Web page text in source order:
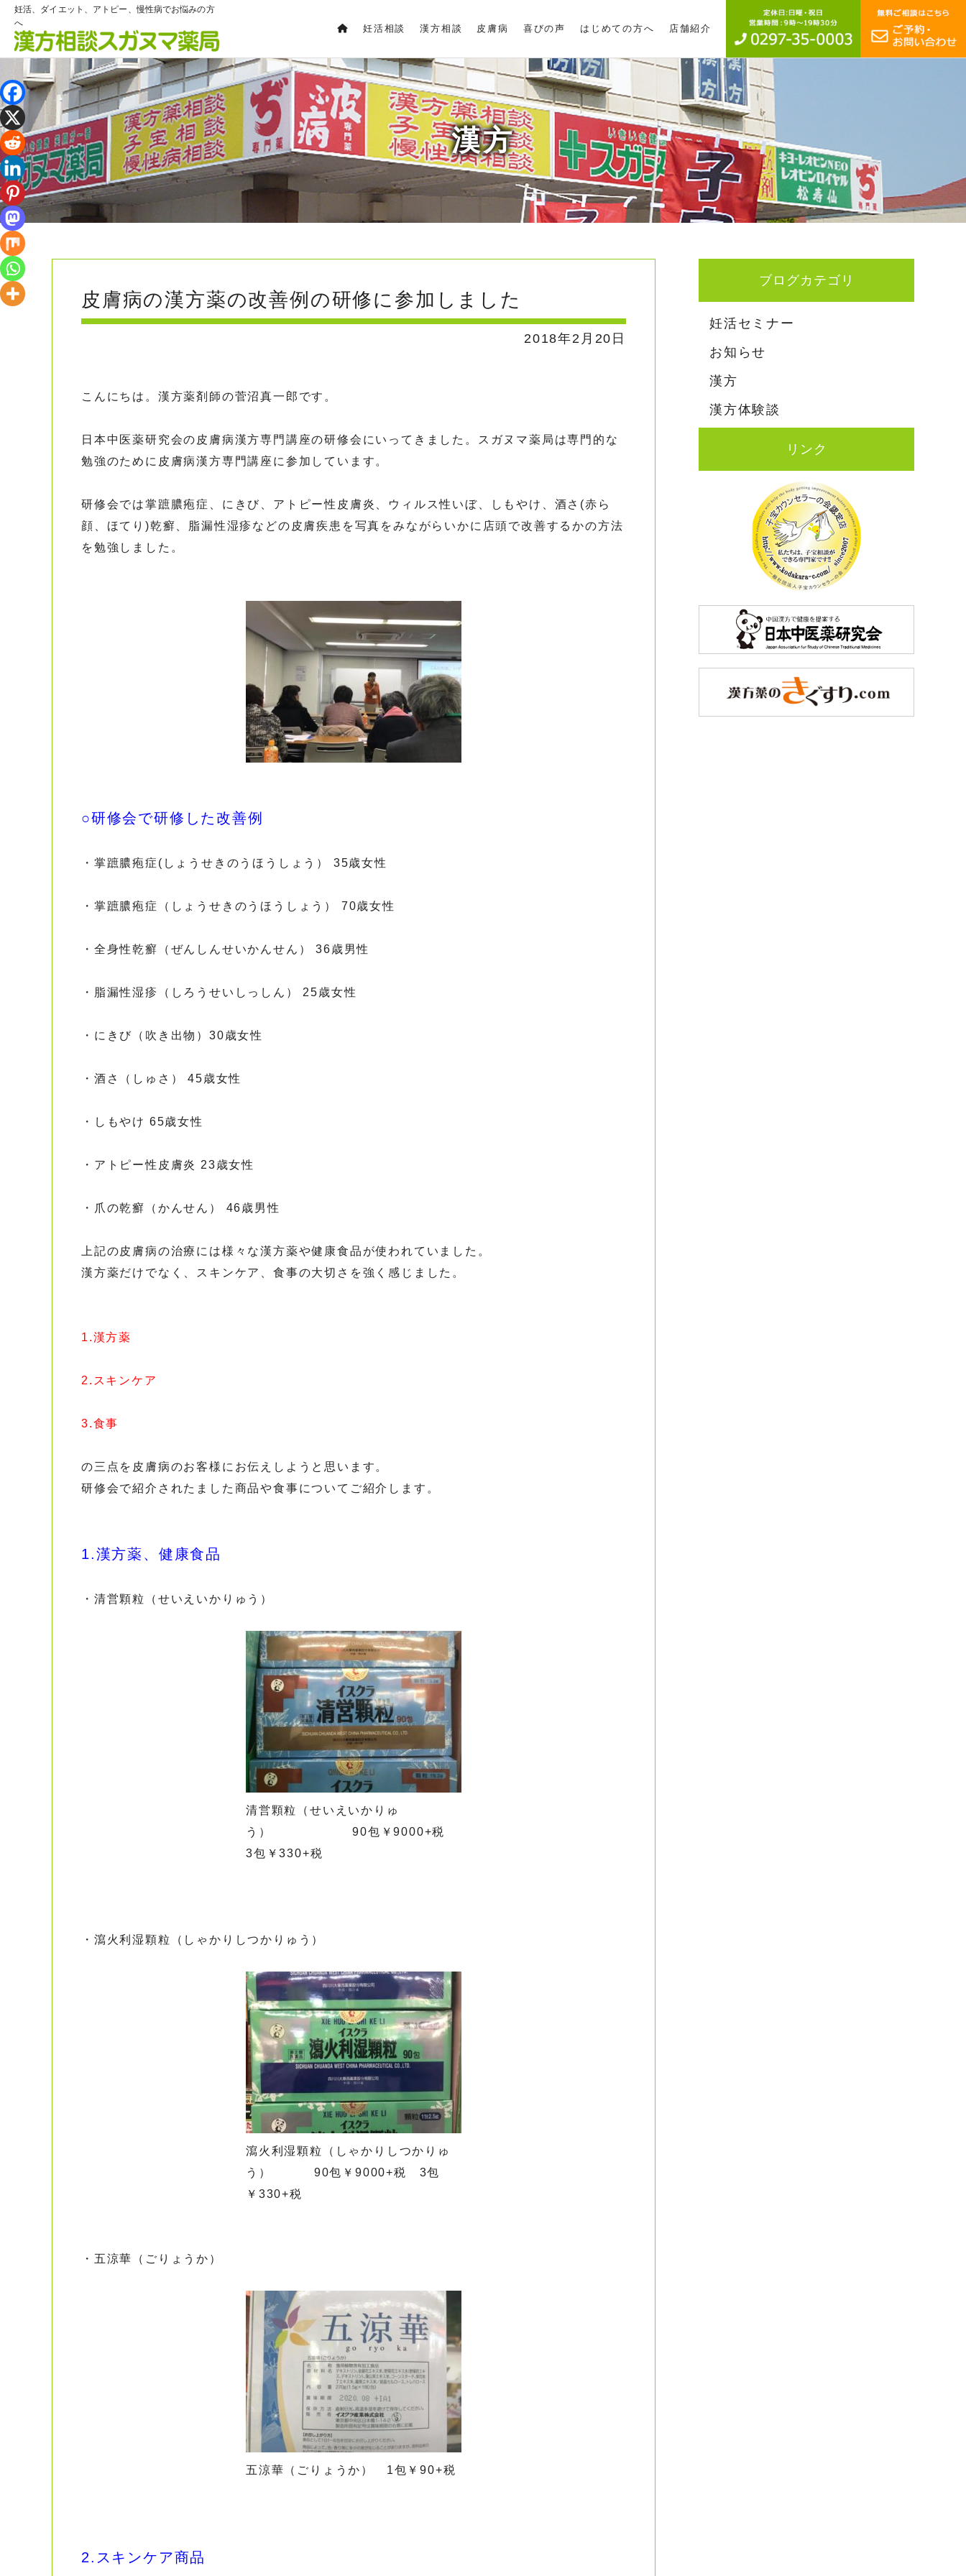
妊活、ダイエット、アトピー、慢性病でお悩みの方
へ
妊活相談 漢方相談 皮膚病 喜びの声 はじめての方へ 店舗紹介
漢方
皮膚病の漢方薬の改善例の研修に参加しました
2018年2月20日
こんにちは。漢方薬剤師の菅沼真一郎です。
日本中医薬研究会の皮膚病漢方専門講座の研修会にいってきました。スガヌマ薬局は専門的な
勉強のために皮膚病漢方専門講座に参加しています。
研修会では掌蹠膿疱症、にきび、アトピー性皮膚炎、ウィルス性いぼ、しもやけ、酒さ(赤ら
顔、ほてり)乾癬、脂漏性湿疹などの皮膚疾患を写真をみながらいかに店頭で改善するかの方法
を勉強しました。
○研修会で研修した改善例
・掌蹠膿疱症(しょうせきのうほうしょう） 35歳女性
・掌蹠膿疱症（しょうせきのうほうしょう） 70歳女性
・全身性乾癬（ぜんしんせいかんせん） 36歳男性
・脂漏性湿疹（しろうせいしっしん） 25歳女性
・にきび（吹き出物）30歳女性
・酒さ（しゅさ） 45歳女性
・しもやけ 65歳女性
・アトピー性皮膚炎 23歳女性
・爪の乾癬（かんせん） 46歳男性
上記の皮膚病の治療には様々な漢方薬や健康食品が使われていました。
漢方薬だけでなく、スキンケア、食事の大切さを強く感じました。
1.漢方薬
2.スキンケア
3.食事
の三点を皮膚病のお客様にお伝えしようと思います。
研修会で紹介されたました商品や食事についてご紹介します。
1.漢方薬、健康食品
・清営顆粒（せいえいかりゅう）
清営顆粒（せいえいかりゅ
う） 90包￥9000+税
3包￥330+税
・瀉火利湿顆粒（しゃかりしつかりゅう）
瀉火利湿顆粒（しゃかりしつかりゅ
う） 90包￥9000+税 3包
￥330+税
・五涼華（ごりょうか）
五涼華（ごりょうか） 1包￥90+税
2.スキンケア商品
ブログカテゴリ
妊活セミナー
お知らせ
漢方
漢方体験談
リンク